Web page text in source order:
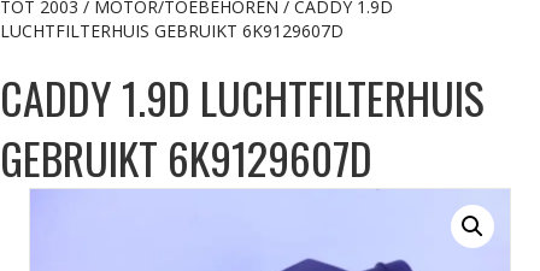
TOT 2003 / MOTOR/TOEBEHOREN / CADDY 1.9D
LUCHTFILTERHUIS GEBRUIKT 6K9129607D
CADDY 1.9D LUCHTFILTERHUIS
GEBRUIKT 6K9129607D